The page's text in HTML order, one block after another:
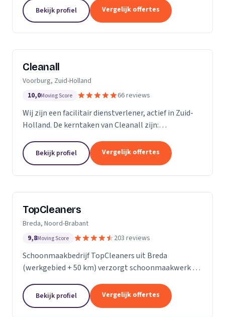
Content Management Systeem Joomla, zet ik, Ton
van der Helm,...
Bekijk profiel Vergelijk offertes
Cleanall
Voorburg, Zuid-Holland
10,0Moving Score 66 reviews
Wij zijn een facilitair dienstverlener, actief in Zuid-
Holland. De kerntaken van Cleanall zijn:
wij aanbieden in particulieren en zakelijke
omgevingen....
Bekijk profiel Vergelijk offertes
TopCleaners
Breda, Noord-Brabant
9,8Moving Score 203 reviews
Schoonmaakbedrijf TopCleaners uit Breda
(werkgebied + 50 km) verzorgt schoonmaakwerk bij
enthousiaste en vak geschoolde schoonmakers. Wij
leveren...
Bekijk profiel Vergelijk offertes